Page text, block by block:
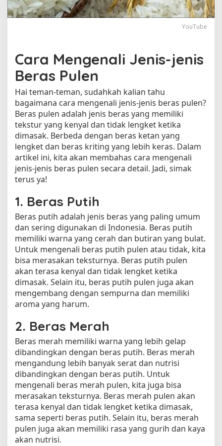
i
s
i
s
B
e
r
a
s
P
u
l
e
n
YouTube
Cara Mengenali Jenis-jenis
Beras Pulen
Hai teman-teman, sudahkah kalian tahu
bagaimana cara mengenali jenis-jenis beras pulen?
Beras pulen adalah jenis beras yang memiliki
tekstur yang kenyal dan tidak lengket ketika
dimasak. Berbeda dengan beras ketan yang
lengket dan beras kriting yang lebih keras. Dalam
artikel ini, kita akan membahas cara mengenali
jenis-jenis beras pulen secara detail. Jadi, simak
terus ya!
1. Beras Putih
Beras putih adalah jenis beras yang paling umum
dan sering digunakan di Indonesia. Beras putih
memiliki warna yang cerah dan butiran yang bulat.
Untuk mengenali beras putih pulen atau tidak, kita
bisa merasakan teksturnya. Beras putih pulen
akan terasa kenyal dan tidak lengket ketika
dimasak. Selain itu, beras putih pulen juga akan
mengembang dengan sempurna dan memiliki
aroma yang harum.
2. Beras Merah
Beras merah memiliki warna yang lebih gelap
dibandingkan dengan beras putih. Beras merah
mengandung lebih banyak serat dan nutrisi
dibandingkan dengan beras putih. Untuk
mengenali beras merah pulen, kita juga bisa
merasakan teksturnya. Beras merah pulen akan
terasa kenyal dan tidak lengket ketika dimasak,
sama seperti beras putih. Selain itu, beras merah
pulen juga akan memiliki rasa yang gurih dan kaya
akan nutrisi.